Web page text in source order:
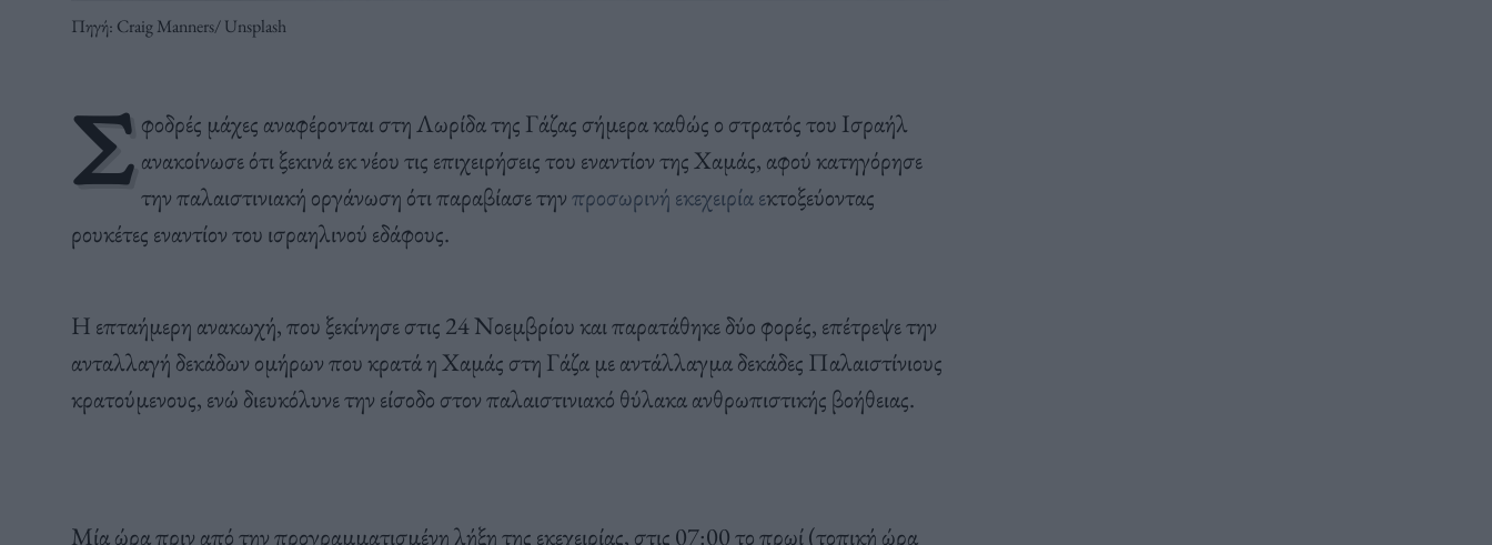
Πηγή: Craig Manners/ Unsplash
Σ φοδρές μάχες αναφέρονται στη Λωρίδα της Γάζας σήμερα καθώς ο στρατός του Ισραήλ
ανακοίνωσε ότι ξεκινά εκ νέου τις επιχειρήσεις του εναντίον της Χαμάς, αφού κατηγόρησε
την παλαιστινιακή οργάνωση ότι παραβίασε τηνπροσωρινή εκεχειρία εκτοξεύοντας
ρουκέτες εναντίον του ισραηλινού εδάφους.
Η επταήμερη ανακωχή, που ξεκίνησε στις 24 Νοεμβρίου και παρατάθηκε δύο φορές, επέτρεψε την
ανταλλαγή δεκάδων ομήρων που κρατά η Χαμάς στη Γάζα με αντάλλαγμα δεκάδες Παλαιστίνιους
κρατούμενους, ενώ διευκόλυνε την είσοδο στον παλαιστινιακό θύλακα ανθρωπιστικής βοήθειας.
Μία ώρα πριν από την προγραμματισμένη λήξη της εκεχειρίας, στις 07:00 το πρωί (τοπική ώρα